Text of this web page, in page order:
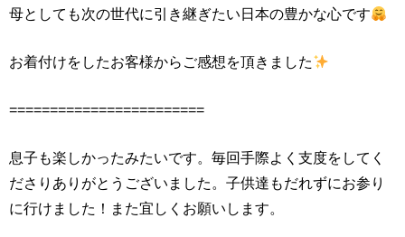
母としても次の世代に引き継ぎたい日本の豊かな心です
お着付けをしたお客様からご感想を頂きました
========================
息子も楽しかったみたいです。毎回手際よく支度をしてく
ださりありがとうございました。子供達もだれずにお参り
に行けました！また宜しくお願いします。